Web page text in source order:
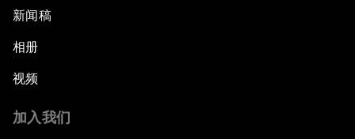
新闻稿
相册
视频
加入我们